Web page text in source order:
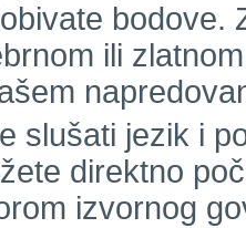
bodove.
ili
slušati jezik i
direktno
izvornog